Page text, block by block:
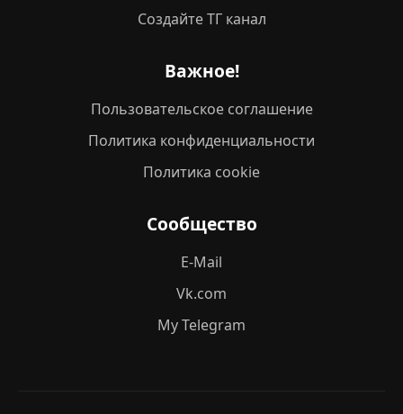
Создайте ТГ канал
Важное!
Пользовательское соглашение
Политика конфиденциальности
Политика cookie
Сообщество
E-Mail
Vk.com
My Telegram